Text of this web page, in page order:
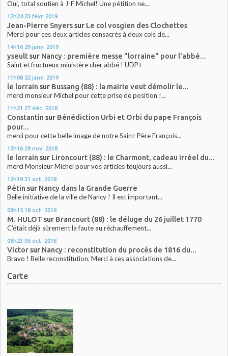
Oui, total soutien à J-F Michel! Une pétition ne...
12h24 23 févr. 2019
Jean-Pierre Snyerssur Le col vosgien des Clochettes
Merci pour ces deux articles consacrés à deux cols de...
14h16 29 janv. 2019
yseultsur Nancy : première messe "lorraine" pour l'abbé...
Saint et fructueux ministère cher abbé ! UDP+
11h08 22 janv. 2019
le lorrain sur Bussang (88) : la mairie veut démolir le...
merci monsieur Michel pour cette prise de position !...
11h21 27 déc. 2018
Constantin sur Bénédiction Urbi et Orbi du pape François
pour...
merci pour cette belle image de notre Saint-Père François...
13h16 29 nov. 2018
le lorrain sur Lironcourt (88) : le Charmont, cadeau irréel du...
merci Monsieur Michel pour vos articles toujours aussi...
12h19 31 oct. 2018
Pétin sur Nancy dans la Grande Guerre
Belle initiative de la ville de Nancy ! Il est important...
08h15 18 oct. 2018
M. HULOT sur Brancourt (88) : le déluge du 26 juillet 1770
C'était déjà sûrement la faute au réchauffement...
08h23 05 oct. 2018
Victorsur Nancy : reconstitution du procès de 1816 du...
Bravo ! Belle reconstitution. Merci à ces associations de...
Carte